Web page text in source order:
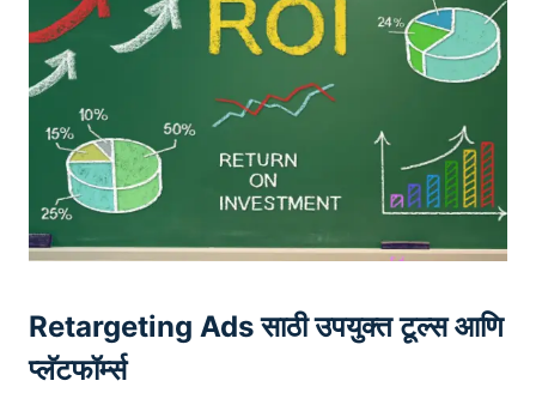
Retargeting Ads साठी उपयुक्त टूल्स आणि
प्लॅटफॉर्म्स